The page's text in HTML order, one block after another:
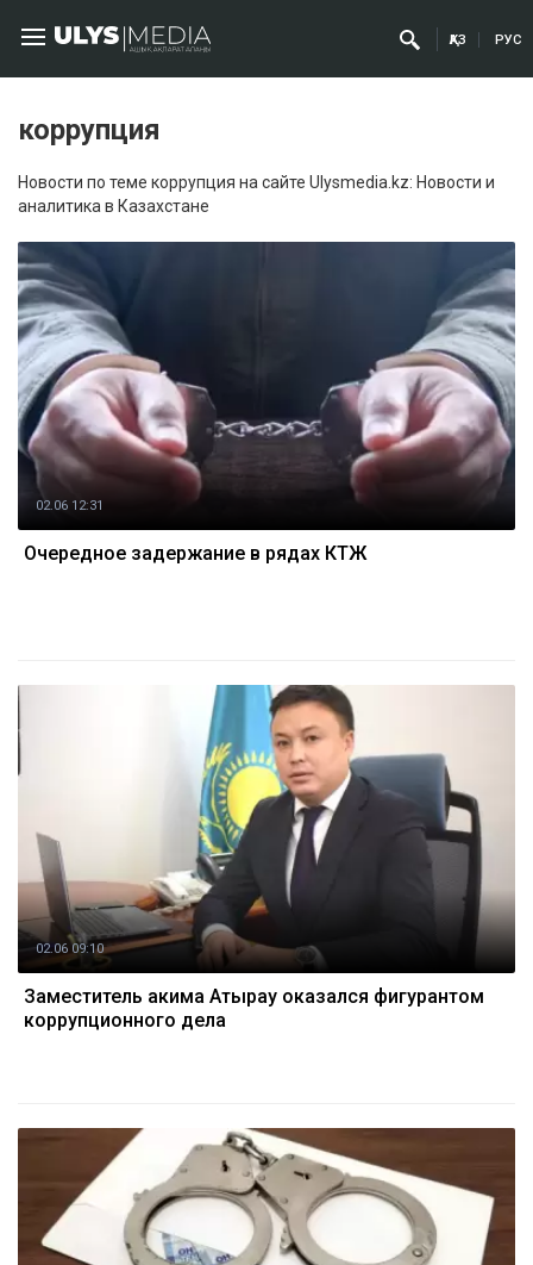
ҚАЗ РУС
коррупция
Новости по теме коррупция на сайте Ulysmedia.kz: Новости и
аналитика в Казахстане
02.06 12:31
Очередное задержание в рядах КТЖ
02.06 09:10
Заместитель акима Атырау оказался фигурантом
коррупционного дела